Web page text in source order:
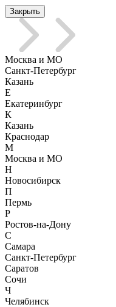
Закрыть
Москва и МО
Санкт-Петербург
Казань
Е
Екатеринбург
К
Казань
Краснодар
М
Москва и МО
Н
Новосибирск
П
Пермь
Р
Ростов-на-Дону
С
Самара
Санкт-Петербург
Саратов
Сочи
Ч
Челябинск